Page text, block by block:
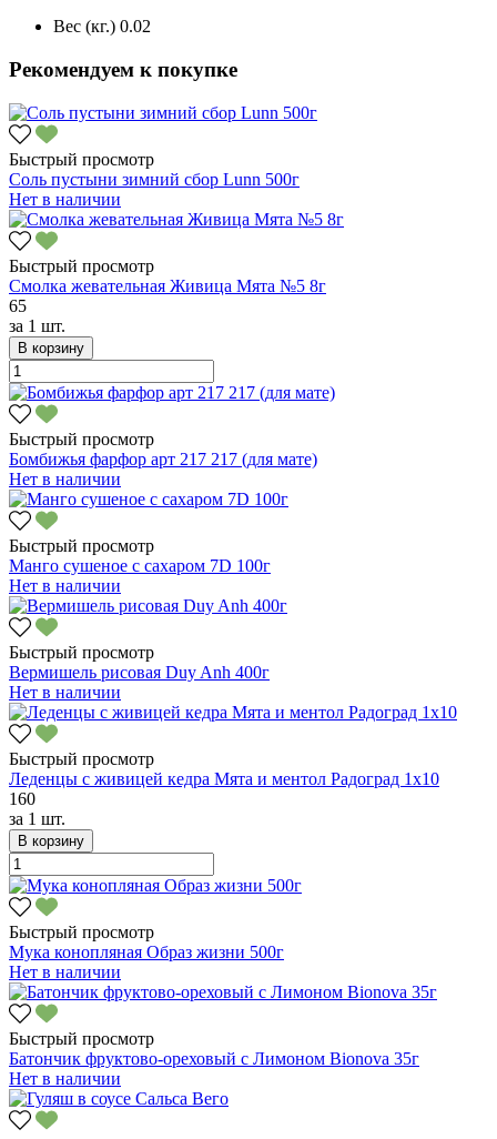
Вес (кг.) 0.02
Рекомендуем к покупке
Быстрый просмотр
Соль пустыни зимний сбор Lunn 500г
Нет в наличии
Быстрый просмотр
Смолка жевательная Живица Мята №5 8г
65
за 1 шт.
В корзину
Быстрый просмотр
Бомбижья фарфор арт 217 217 (для мате)
Нет в наличии
Быстрый просмотр
Манго сушеное с сахаром 7D 100г
Нет в наличии
Быстрый просмотр
Вермишель рисовая Duy Anh 400г
Нет в наличии
Быстрый просмотр
Леденцы с живицей кедра Мята и ментол Радоград 1х10
160
за 1 шт.
В корзину
Быстрый просмотр
Мука конопляная Образ жизни 500г
Нет в наличии
Быстрый просмотр
Батончик фруктово-ореховый с Лимоном Bionova 35г
Нет в наличии